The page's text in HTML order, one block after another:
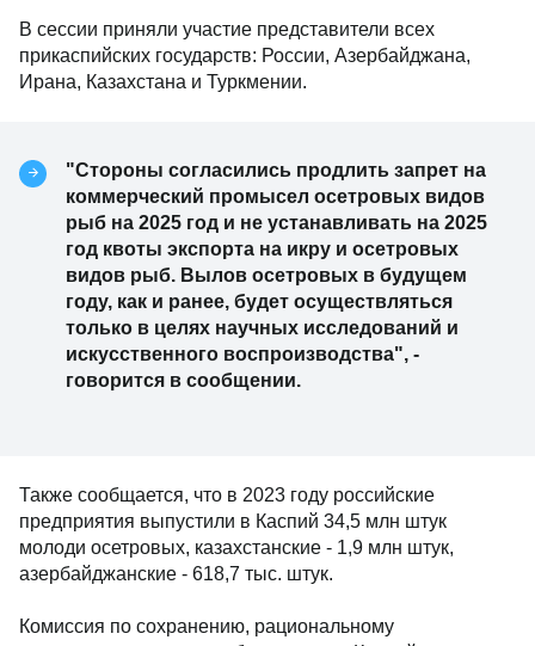
В сессии приняли участие представители всех
прикаспийских государств: России, Азербайджана,
Ирана, Казахстана и Туркмении.
"Стороны согласились продлить запрет на
коммерческий промысел осетровых видов
рыб на 2025 год и не устанавливать на 2025
год квоты экспорта на икру и осетровых
видов рыб. Вылов осетровых в будущем
году, как и ранее, будет осуществляться
только в целях научных исследований и
искусственного воспроизводства", -
говорится в сообщении.
Также сообщается, что в 2023 году российские
предприятия выпустили в Каспий 34,5 млн штук
молоди осетровых, казахстанские - 1,9 млн штук,
азербайджанские - 618,7 тыс. штук.
Комиссия по сохранению, рациональному